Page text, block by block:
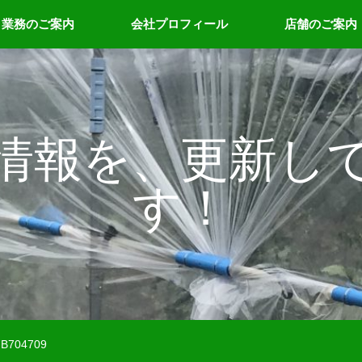
業務のご案内 会社プロフィール 店舗のご案内
報を、更新し
す！